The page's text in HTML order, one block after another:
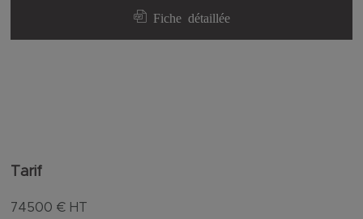
Fiche détaillée
Tarif
74500€ HT